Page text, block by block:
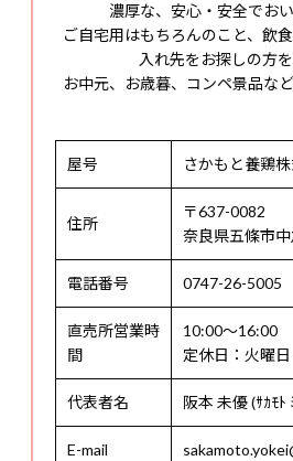
濃厚な、安心・安全でおい
ご自宅用はもちろんのこと、飲
入れ先をお探しの方を
お中元、お歳暮、コンペ景品な
屋号 さかもと養鶏
住所
〒637-0082
奈良県五條市
電話番号 0747-26-5005
直売所営業時
間
10:00〜16:00
定休日：火曜
代表者名 阪本 未優 (ｻｶﾓﾄ
E-mail